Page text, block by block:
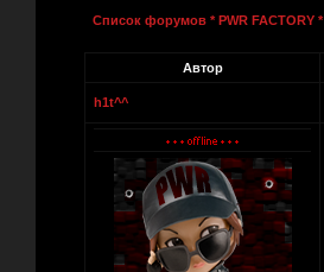
Список форумов * PWR FACTORY *
Автор
h1t^^